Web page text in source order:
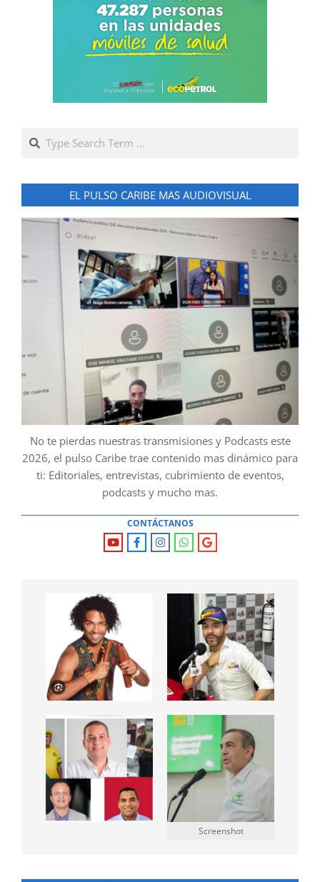
Search
EL PULSO CARIBE MAS AUDIOVISUAL
No te pierdas nuestras transmisiones y Podcasts este
2026, el pulso Caribe trae contenido mas dinámico para
ti: Editoriales, entrevistas, cubrimiento de eventos,
podcasts y mucho mas.
CONTÁCTANOS
Screenshot